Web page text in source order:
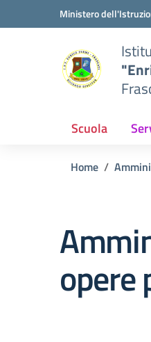
Vai ai contenuti
Vai al menu di navigazione
Ministero
Scuola
Home
opere